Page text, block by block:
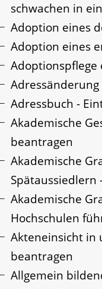
schwachen in
Adoption eines
Adoption eines
Adressbuch -
Akademische
beantragen
Akademische
Akademische
Hochschulen
Akteneinsicht in
beantragen
Allgemein